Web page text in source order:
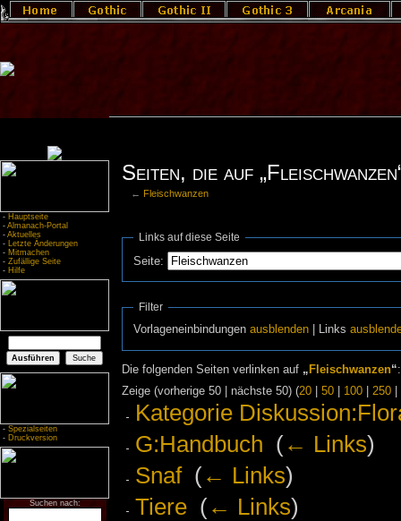
- Hauptseite
- Almanach-Portal
- Aktuelles
- Letzte Änderungen
- Mitmachen
- Zufällige Seite
- Hilfe
- Spezialseiten
- Druckversion
Suchen nach:
Seiten, die auf
← Fleischwanzen
Links auf diese Seite
Seite:
Filter
Vorlageneinbindungenausblenden | Links
Die folgenden Seiten verlinken auf „ Fleischwanzen“:
Zeige (vorherige 50 | nächste 50) (20| 50| 100| 250|
Kategorie
G:Handbuch (← Links)
Snaf‎ (← Links)
Tiere‎ (← Links)